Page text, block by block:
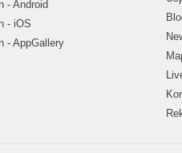
- Android
- iOS
- AppGallery